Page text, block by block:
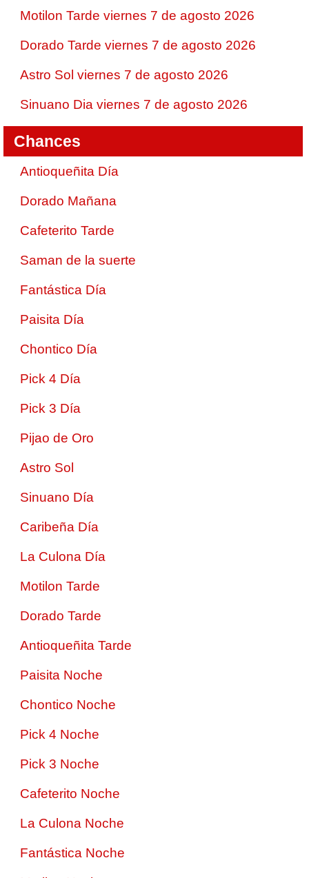
Motilon Tarde viernes 7 de agosto 2026
Dorado Tarde viernes 7 de agosto 2026
Astro Sol viernes 7 de agosto 2026
Sinuano Dia viernes 7 de agosto 2026
Chances
Antioqueñita Día
Dorado Mañana
Cafeterito Tarde
Saman de la suerte
Fantástica Día
Paisita Día
Chontico Día
Pick 4 Día
Pick 3 Día
Pijao de Oro
Astro Sol
Sinuano Día
Caribeña Día
La Culona Día
Motilon Tarde
Dorado Tarde
Antioqueñita Tarde
Paisita Noche
Chontico Noche
Pick 4 Noche
Pick 3 Noche
Cafeterito Noche
La Culona Noche
Fantástica Noche